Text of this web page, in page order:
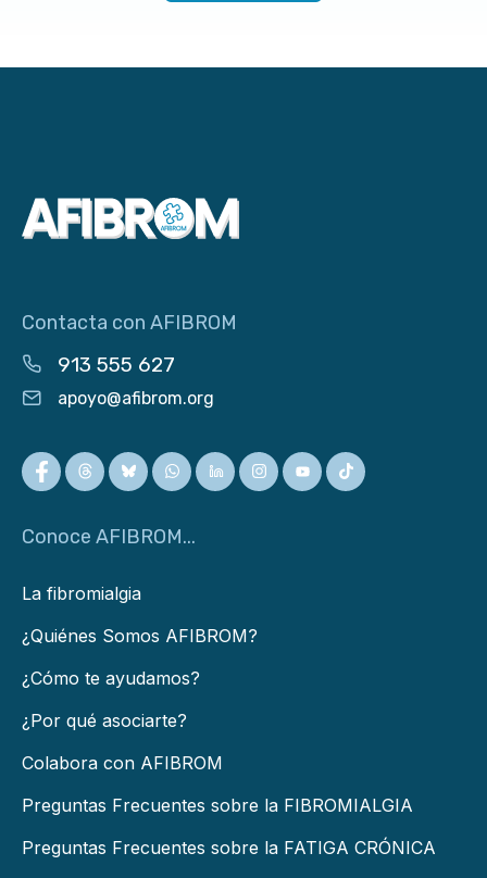
Contacta con AFIBROM
913 555 627
apoyo@afibrom.org
Conoce AFIBROM...
La fibromialgia
¿Quiénes Somos AFIBROM?
¿Cómo te ayudamos?
¿Por qué asociarte?
Colabora con AFIBROM
Preguntas Frecuentes sobre la FIBROMIALGIA
Preguntas Frecuentes sobre la FATIGA CRÓNICA